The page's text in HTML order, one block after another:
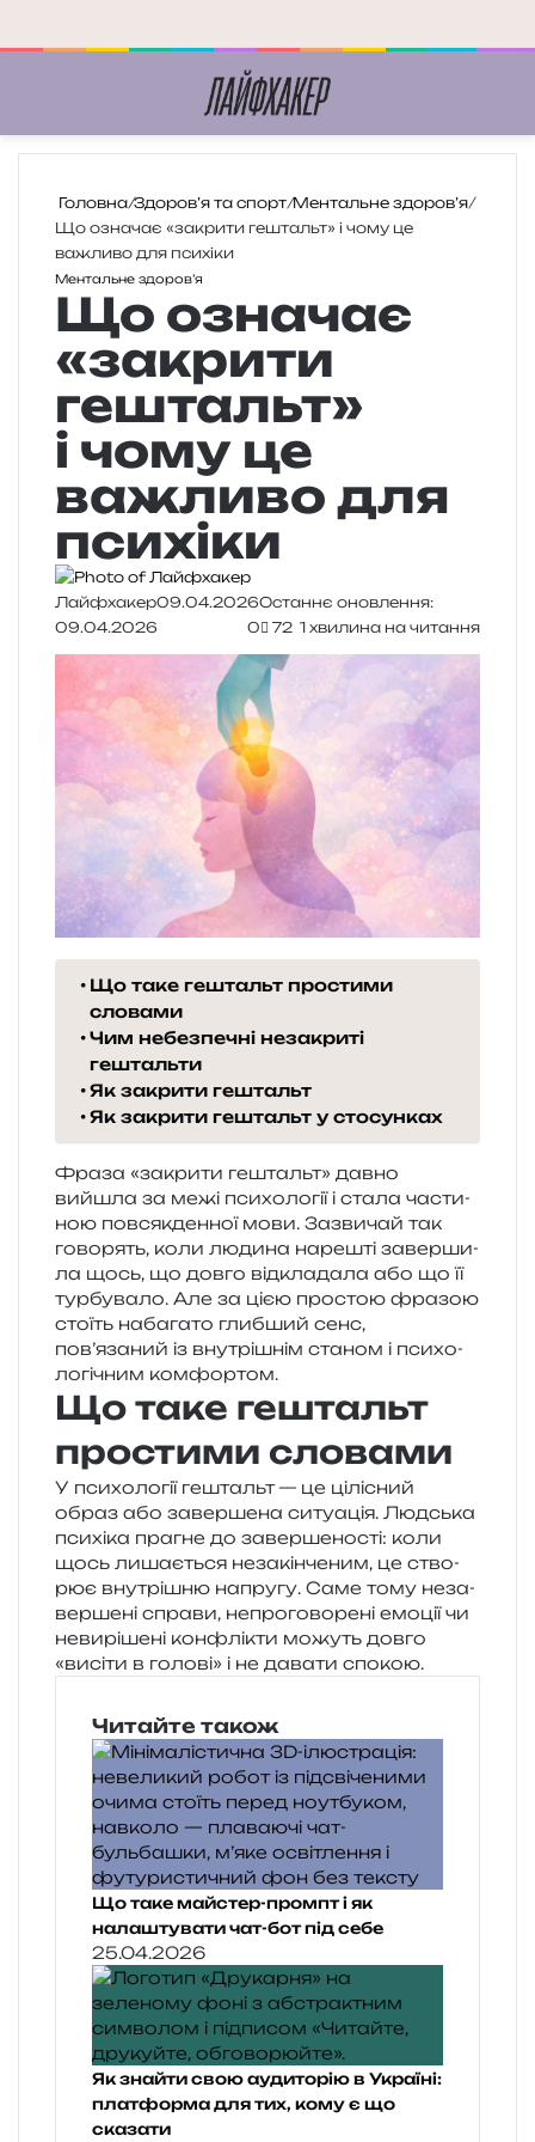
Головна/Здоров’я та спорт/Ментальне здоров’я/
Що означає «закрити гештальт» і чому це
важливо для психіки
Ментальне здоров’я
Що означає
«закрити
гештальт»
і чому це
важливо для
психіки
Лайфхакер09.04.2026Останнє оновлення:
09.04.2026
0 72 1 хвилина на читання
Що таке гештальт простими
словами
Чим небезпечні незакриті
гештальти
Як закрити гештальт
Як закрити гештальт у стосунках
Фраза «закри­ти гештальт» давно
вийшла за межі пси­хо­ло­гії і стала части­
ною пов­сяк­ден­ної мови. Зазвичай так
гово­рять, коли люди­на наре­шті завер­ши­
ла щось, що довго від­кла­да­ла або що її
тур­бу­ва­ло. Але за цією про­стою фра­зою
сто­їть наба­га­то глиб­ший сенс,
пов’язаний із вну­трі­шнім ста­ном і пси­хо­
ло­гі­чним комфортом.
Що таке гештальт
простими словами
У пси­хо­ло­гії гештальт — це цілі­сний
образ або завер­ше­на ситу­а­ція. Людська
пси­хі­ка пра­гне до завер­ше­но­сті: коли
щось лиша­є­ться неза­кін­че­ним, це ство­
рює вну­трі­шню напру­гу. Саме тому неза­
вер­ше­ні спра­ви, непро­го­во­ре­ні емо­ції чи
неви­рі­ше­ні кон­флі­кти можуть довго
«висі­ти в голо­ві» і не дава­ти спокою.
Читайте також
Що таке майстер-промпт і як
налаштувати чат-бот під себе
25.04.2026
Як знайти свою аудиторію в Україні:
платформа для тих, кому є що
сказати